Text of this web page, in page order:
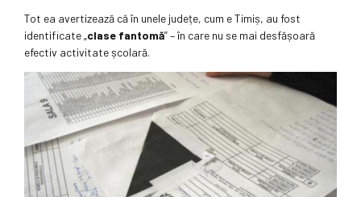
Tot ea avertizează că în unele județe, cum e Timiș, au fost
identificate „clase fantomă” – în care nu se mai desfășoară
efectiv activitate școlară.